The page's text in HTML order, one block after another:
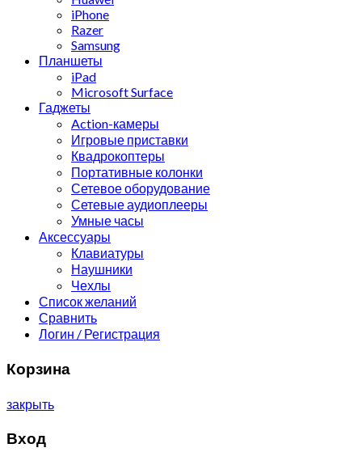
iPhone
Razer
Samsung
Планшеты
iPad
Microsoft Surface
Гаджеты
Action-камеры
Игровые приставки
Квадрокоптеры
Портативные колонки
Сетевое оборудование
Сетевые аудиоплееры
Умные часы
Аксессуары
Клавиатуры
Наушники
Чехлы
Список желаний
Сравнить
Логин / Регистрация
Корзина
закрыть
Вход